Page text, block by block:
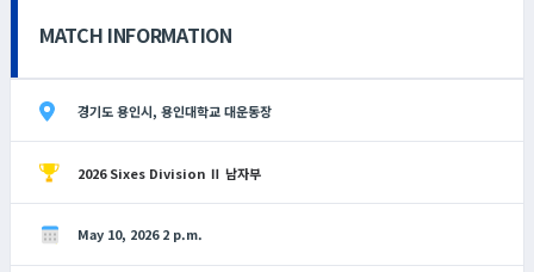
MATCH INFORMATION
경기도 용인시, 용인대학교 대운동장
2026 Sixes Division Ⅱ 남자부
May 10, 2026 2 p.m.